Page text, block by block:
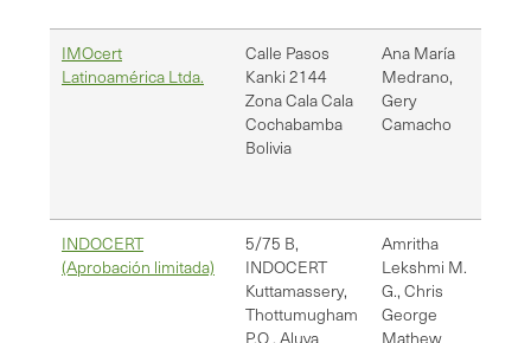
IMOcert
Latinoamérica Ltda.
Calle Pasos
Kanki 2144
Zona Cala Cala
Cochabamba
Bolivia
Ana María
Medrano,
Gery
Camacho
INDOCERT
(Aprobación limitada)
5/75 B,
INDOCERT
Kuttamassery,
Thottumugham
P.O , Aluva
Amritha
Lekshmi M.
G., Chris
George
Mathew